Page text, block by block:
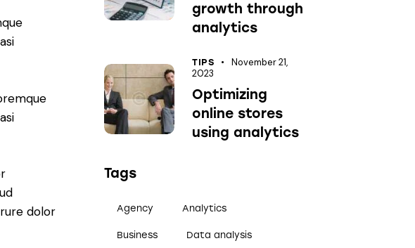
dolor
growth through
analytics
TIPS
November 21,
2023
Optimizing
online stores
using analytics
Tags
Agency Analytics
Business Data analysis